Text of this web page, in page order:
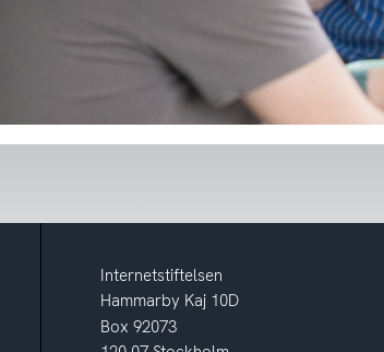
Internetstiftelsen
Hammarby Kaj 10D
Box 92073